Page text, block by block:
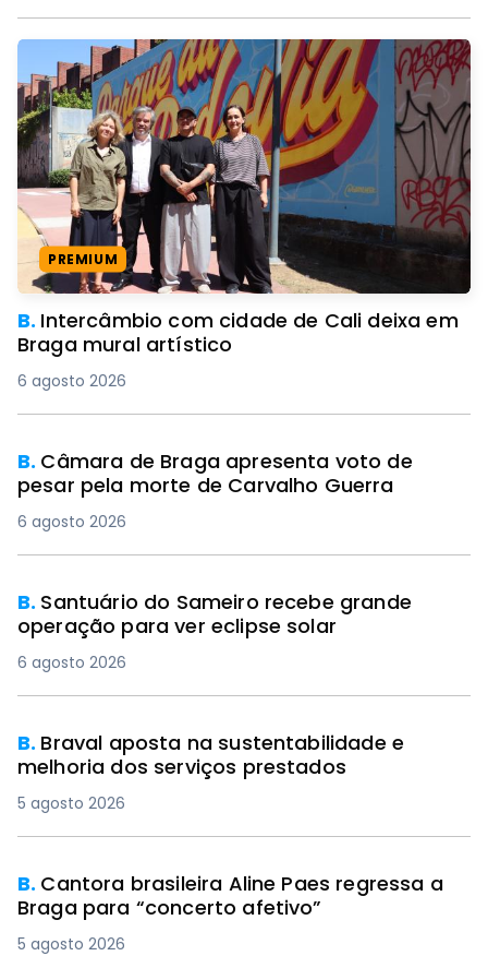
PREMIUM
B. Intercâmbio com cidade de Cali deixa em
Braga mural artístico
6 agosto 2026
B. Câmara de Braga apresenta voto de
pesar pela morte de Carvalho Guerra
6 agosto 2026
B. Santuário do Sameiro recebe grande
operação para ver eclipse solar
6 agosto 2026
B. Braval aposta na sustentabilidade e
melhoria dos serviços prestados
5 agosto 2026
B. Cantora brasileira Aline Paes regressa a
Braga para “concerto afetivo”
5 agosto 2026